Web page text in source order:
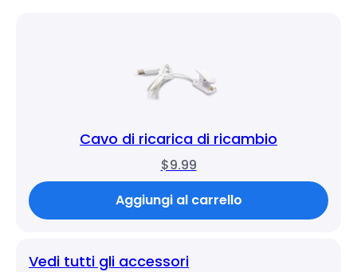
Cavo di ricarica di ricambio
$9.99
Aggiungi al carrello
Vedi tutti gli accessori